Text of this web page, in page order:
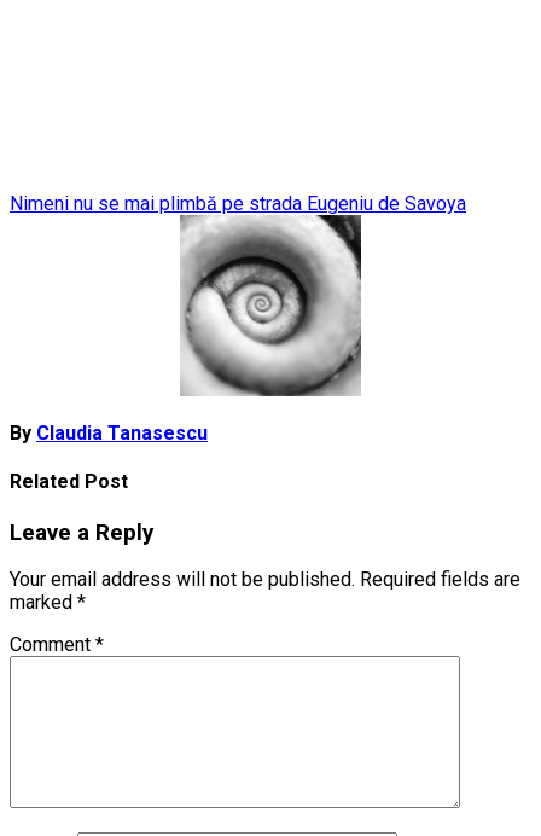
Post
Nimeni nu se mai plimbă pe strada Eugeniu de Savoya
By Claudia Tanasescu
Related Post
Leave a Reply
Your email address will not be published. Required fields are
marked *
Comment *